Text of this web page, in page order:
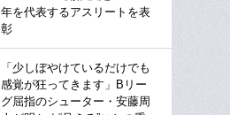
年を代表するアスリートを表
彰
「少しぼやけているだけでも
感覚が狂ってきます」Bリー
グ屈指のシューター・安藤周